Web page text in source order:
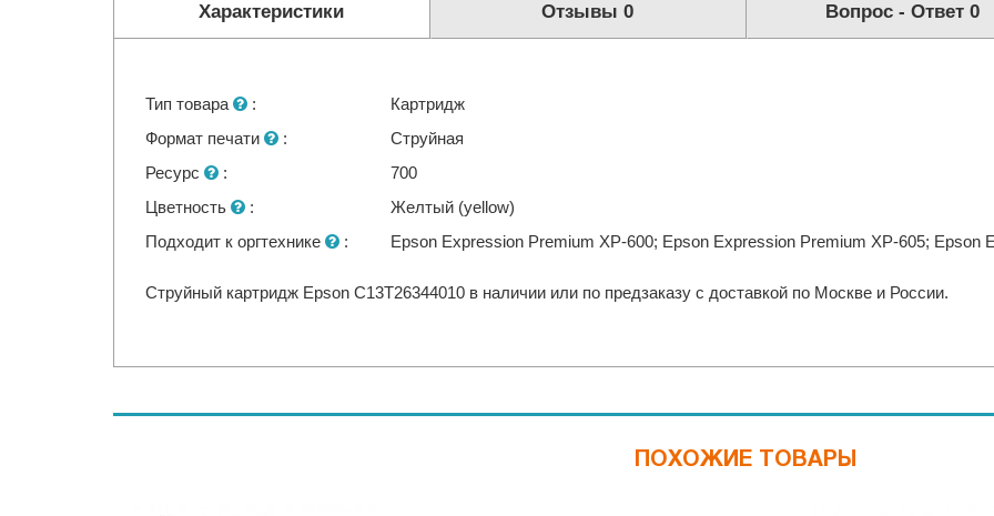
Характеристики Отзывы 0 Вопрос - Ответ0
Тип товара :
Картридж
Формат печати
:
Струйная
Ресурс
:
700
Цветность
:
Желтый (yellow)
Подходит к оргтехнике
: Epson Expression Premium XP-600; Epson Expression Premium XP-605; Epson
Струйный картридж Epson C13T26344010 в наличии или по предзаказу с доставкой по Москве и России.
ПОХОЖИЕ ТОВАРЫ